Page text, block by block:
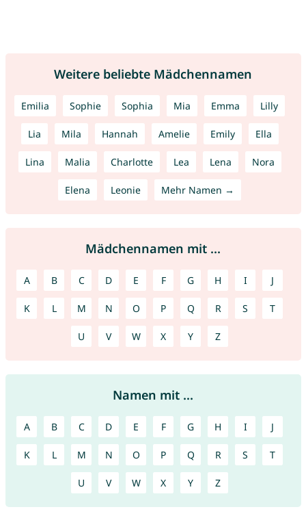
Weitere beliebte Mädchennamen
Emilia Sophie Sophia Mia Emma Lilly
Lia Mila Hannah Amelie Emily Ella
Lina Malia Charlotte Lea Lena Nora
Elena Leonie Mehr Namen →
Mädchennamen mit ...
A B C D E F G H I J
K L M N O P Q R S T
U V W X Y Z
Namen mit ...
A B C D E F G H I J
K L M N O P Q R S T
U V W X Y Z